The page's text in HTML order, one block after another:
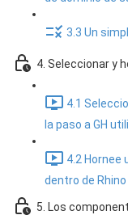
3.3 Un
4. Seleccionar y
4.1
la paso a GH
4.2 Hornee
dentro de Rhino
5. Los